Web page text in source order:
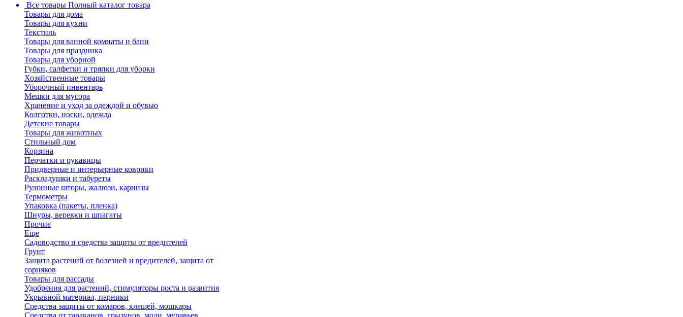
Все товары Полный каталог товара
Товары для дома
Товары для кухни
Текстиль
Товары для ванной комнаты и бани
Товары для праздника
Товары для уборной
Губки, салфетки и тряпки для уборки
Хозяйственные товары
Уборочный инвентарь
Мешки для мусора
Хранение и уход за одеждой и обувью
Колготки, носки, одежда
Детские товары
Товары для животных
Стильный дом
Корзина
Перчатки и рукавицы
Придверные и интерьерные коврики
Раскладушки и табуреты
Рулонные шторы, жалюзи, карнизы
Термометры
Упаковка (пакеты, пленка)
Шнуры, веревки и шпагаты
Прочие
Еще
Садоводство и средства защиты от вредителей
Грунт
Защита растений от болезней и вредителей, защита от
сорняков
Товары для рассады
Удобрения для растений, стимуляторы роста и развития
Укрывной материал, парники
Средства защиты от комаров, клещей, мошкары
Средства от тараканов, грызунов, моли, муравьев